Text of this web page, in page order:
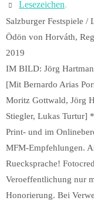
Lesezeichen.
Salzburger Festspiele /
Ödön von Horváth,
2019
IM BILD: Jörg
[Mit Bernardo Arias
Moritz Gottwald, Jörg
Stiegler, Lukas
Print- und im
MFM-Empfehlungen.
Ruecksprache!
Veroeffentlichung nur
Honorierung. Bei